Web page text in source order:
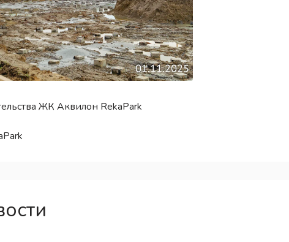
ЖК Аквилон RekaPark